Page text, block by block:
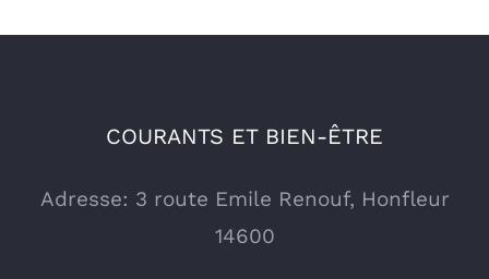
COURANTS ET BIEN-ÊTRE
Adresse: 3 route Emile Renouf, Honfleur
14600